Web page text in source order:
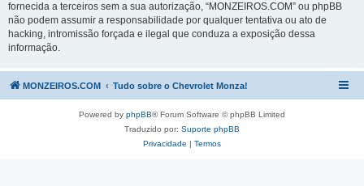
fornecida a terceiros sem a sua autorização, “MONZEIROS.COM” ou phpBB
não podem assumir a responsabilidade por qualquer tentativa ou ato de
hacking, intromissão forçada e ilegal que conduza a exposição dessa
informação.
MONZEIROS.COM Tudo sobre o Chevrolet Monza!
Powered by phpBB® Forum Software © phpBB Limited
Traduzido por: Suporte phpBB
Privacidade | Termos